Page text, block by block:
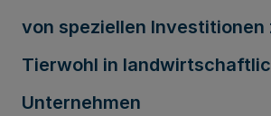
von speziellen Investitionen
Tierwohl in
Unternehmen